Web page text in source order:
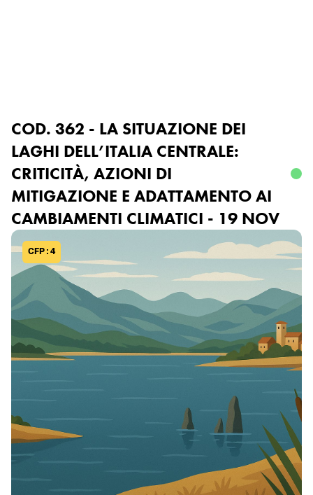
COD. 362 - LA SITUAZIONE DEI
LAGHI DELL’ITALIA CENTRALE:
CRITICITÀ, AZIONI DI
MITIGAZIONE E ADATTAMENTO AI
CAMBIAMENTI CLIMATICI - 19 NOV
CFP : 4